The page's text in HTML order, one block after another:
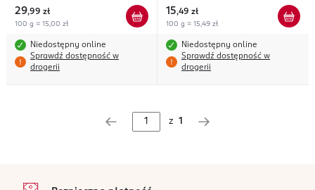
29,99 zł
100 g = 15,00 zł
Niedostępny online
Sprawdź dostępność w
drogerii
15,49 zł
100 g = 15,49 zł
Niedostępny online
Sprawdź dostępność w
drogerii
z 1